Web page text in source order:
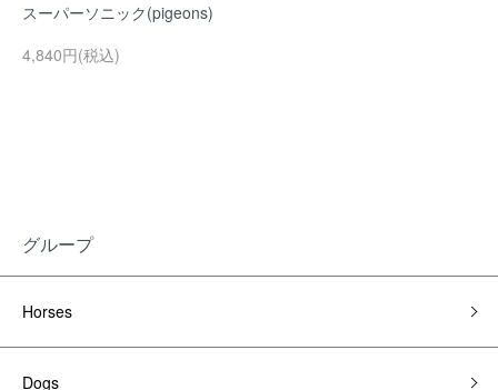
スーパーソニック(pigeons)
4,840円(税込)
グループ
Horses
Dogs